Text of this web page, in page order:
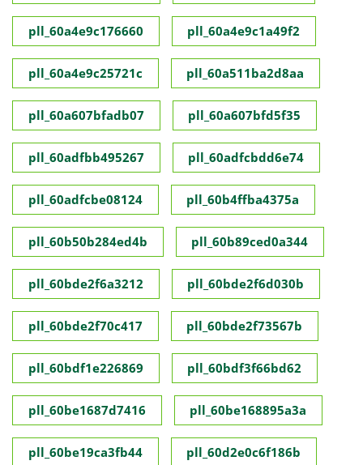
pll_60a4e9c176660 pll_60a4e9c1a49f2
pll_60a4e9c25721c pll_60a511ba2d8aa
pll_60a607bfadb07 pll_60a607bfd5f35
pll_60adfbb495267 pll_60adfcbdd6e74
pll_60adfcbe08124 pll_60b4ffba4375a
pll_60b50b284ed4b pll_60b89ced0a344
pll_60bde2f6a3212 pll_60bde2f6d030b
pll_60bde2f70c417 pll_60bde2f73567b
pll_60bdf1e226869 pll_60bdf3f66bd62
pll_60be1687d7416 pll_60be168895a3a
pll_60be19ca3fb44 pll_60d2e0c6f186b